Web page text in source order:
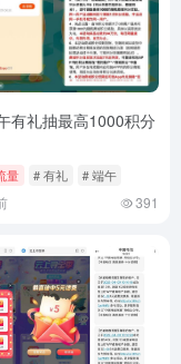
有礼抽最高1000积分
量 # 有礼 # 端午
391